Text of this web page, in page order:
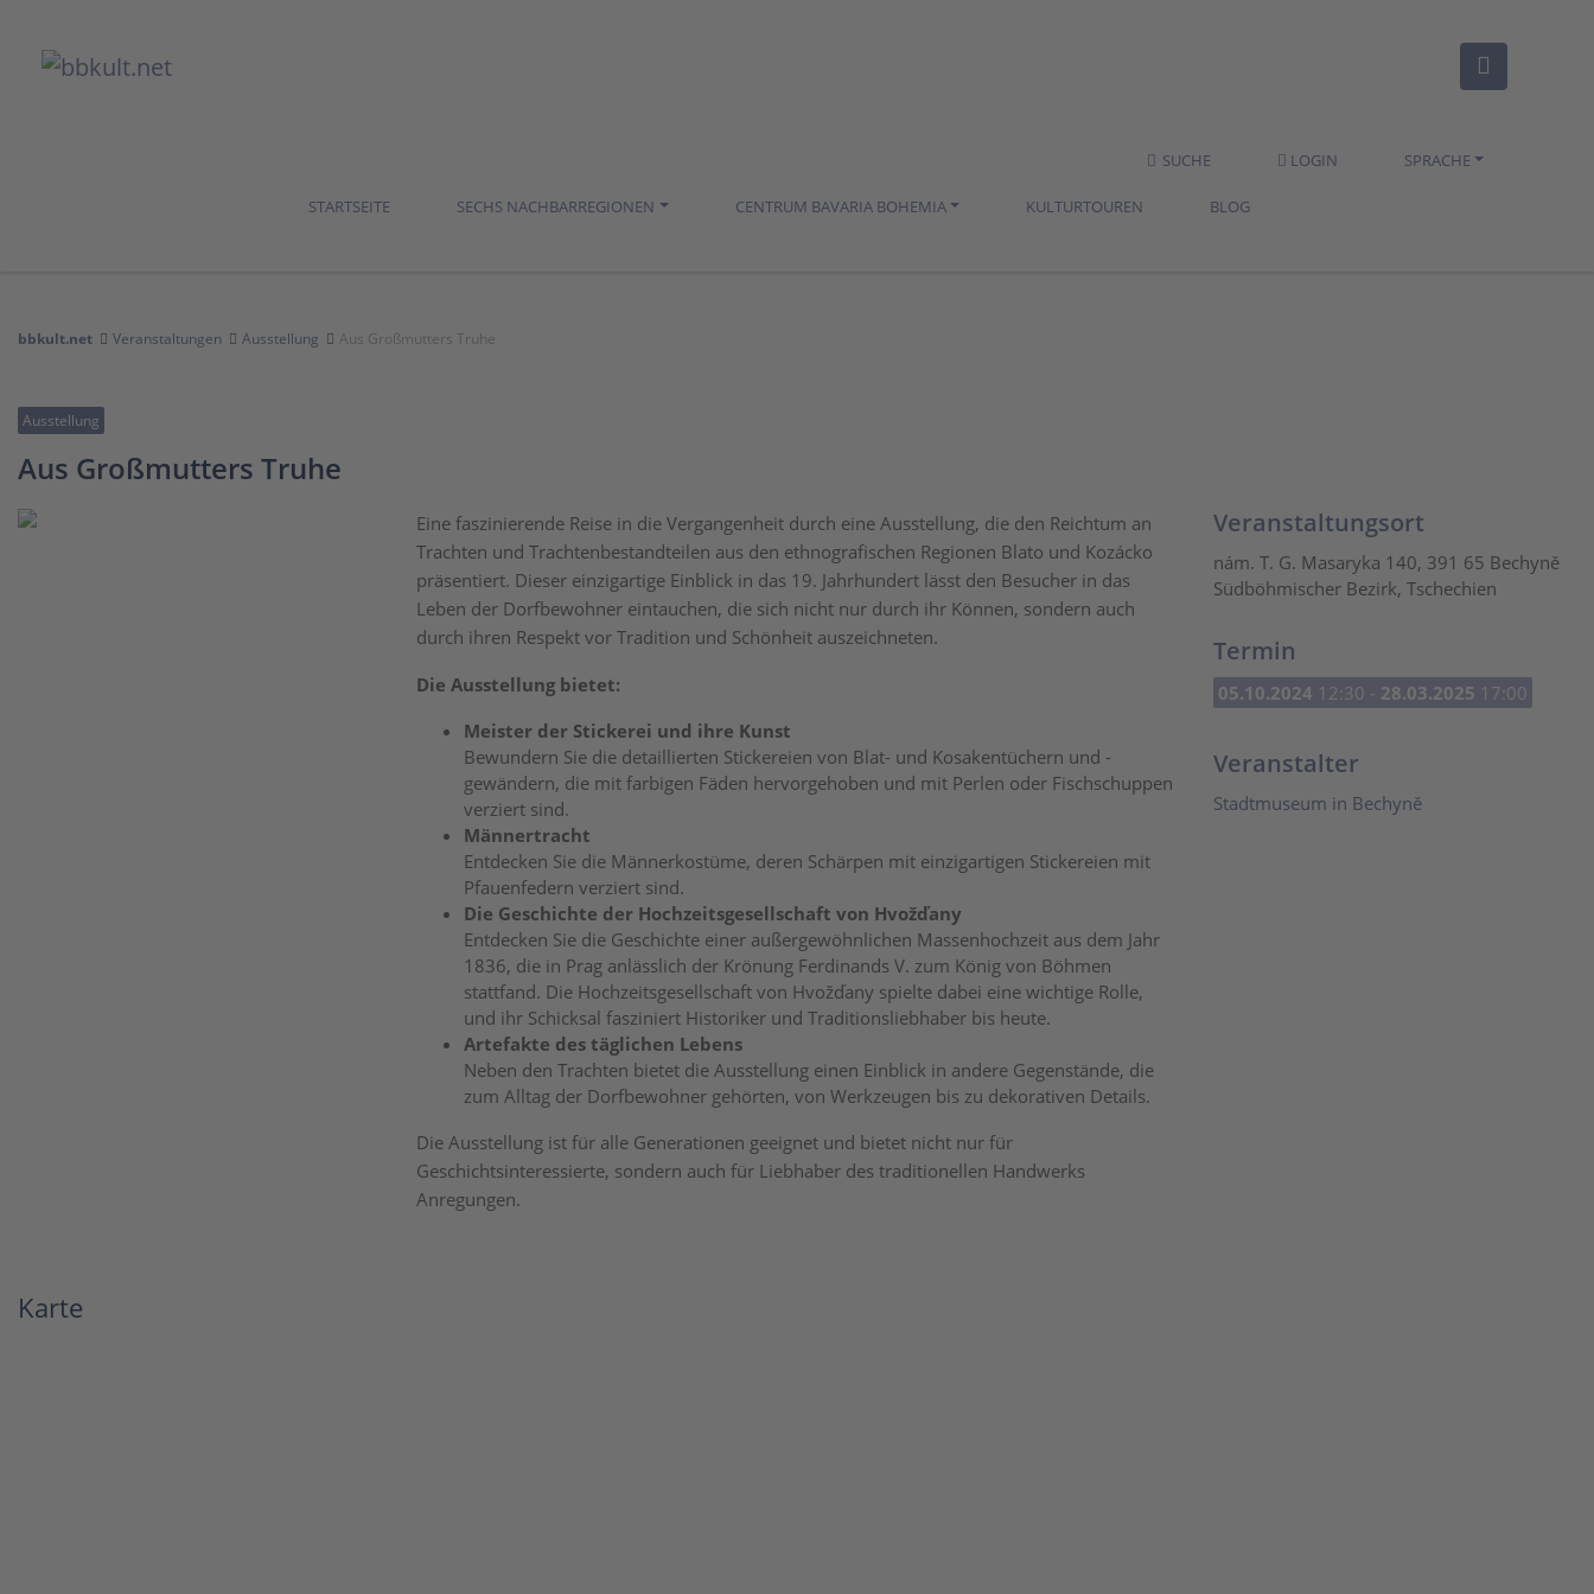
SUCHE LOGIN SPRACHE
STARTSEITE SECHS NACHBARREGIONEN CENTRUM BAVARIA BOHEMIA KULTURTOUREN BLOG
bbkult.net Veranstaltungen Ausstellung Aus Großmutters Truhe
Ausstellung
Aus Großmutters Truhe
Eine faszinierende Reise in die Vergangenheit durch eine Ausstellung, die den Reichtum an
Trachten und Trachtenbestandteilen aus den ethnografischen Regionen Blato und Kozácko
präsentiert. Dieser einzigartige Einblick in das 19. Jahrhundert lässt den Besucher in das
Leben der Dorfbewohner eintauchen, die sich nicht nur durch ihr Können, sondern auch
durch ihren Respekt vor Tradition und Schönheit auszeichneten.
Die Ausstellung bietet:
Meister der Stickerei und ihre Kunst
Bewundern Sie die detaillierten Stickereien von Blat- und Kosakentüchern und -
gewändern, die mit farbigen Fäden hervorgehoben und mit Perlen oder Fischschuppen
verziert sind.
Männertracht
Entdecken Sie die Männerkostüme, deren Schärpen mit einzigartigen Stickereien mit
Pfauenfedern verziert sind.
Die Geschichte der Hochzeitsgesellschaft von Hvožďany
Entdecken Sie die Geschichte einer außergewöhnlichen Massenhochzeit aus dem Jahr
1836, die in Prag anlässlich der Krönung Ferdinands V. zum König von Böhmen
stattfand. Die Hochzeitsgesellschaft von Hvožďany spielte dabei eine wichtige Rolle,
und ihr Schicksal fasziniert Historiker und Traditionsliebhaber bis heute.
Artefakte des täglichen Lebens
Neben den Trachten bietet die Ausstellung einen Einblick in andere Gegenstände, die
zum Alltag der Dorfbewohner gehörten, von Werkzeugen bis zu dekorativen Details.
Die Ausstellung ist für alle Generationen geeignet und bietet nicht nur für
Geschichtsinteressierte, sondern auch für Liebhaber des traditionellen Handwerks
Anregungen.
Veranstaltungsort
nám. T. G. Masaryka 140, 391 65 Bechyně
Südböhmischer Bezirk, Tschechien
Termin
05.10.2024 12:30 - 28.03.2025 17:00
Veranstalter
Stadtmuseum in Bechyně
Karte